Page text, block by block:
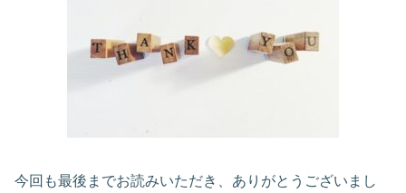
今回も最後までお読みいただき、ありがとうございまし